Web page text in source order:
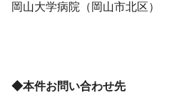
岡山大学病院（岡山市北区）
◆本件お問い合わせ先